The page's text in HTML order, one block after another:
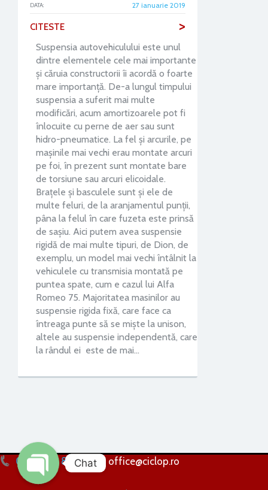
DATA: 27 ianuarie 2019
CITESTE >
Suspensia autovehiculului este unul
dintre elementele cele mai importante
și căruia constructorii îi acordă o foarte
mare importanță. De-a lungul timpului
suspensia a suferit mai multe
modificări, acum amortizoarele pot fi
înlocuite cu perne de aer sau sunt
hidro-pneumatice. La fel și arcurile, pe
mașinile mai vechi erau montate arcuri
pe foi, în prezent sunt montate bare
de torsiune sau arcuri elicoidale.
Brațele și basculele sunt și ele de
multe feluri, de la aranjamentul punții,
pâna la felul în care fuzeta este prinsă
de sașiu. Aici putem avea suspensie
rigidă de mai multe tipuri, de Dion, de
exemplu, un model mai vechi întâlnit la
vehiculele cu transmisia montată pe
puntea spate, cum e cazul lui Alfa
Romeo 75. Majoritatea masinilor au
suspensie rigida fixă, care face ca
întreaga punte să se miște la unison,
altele au suspensie independentă, care
la rândul ei este de mai…
0256 224 838 office@ciclop.ro
Chat